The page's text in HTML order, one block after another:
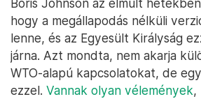
Boris Johnson az elmúlt
hogy a megállapodás nélküli
lenne, és az Egyesült Királyság
járna. Azt mondta, nem akarja
WTO-alapú kapcsolatokat, de
ezzel. Vannak olyan vélemények,